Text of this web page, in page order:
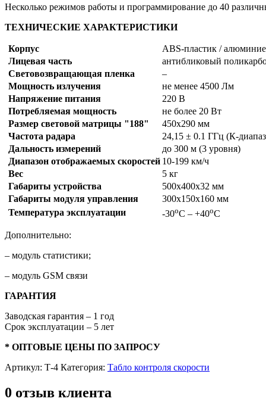
Несколько режимов работы и программирование до 40
ТЕХНИЧЕСКИЕ ХАРАКТЕРИСТИКИ
Корпус
ABS-пластик /
Лицевая часть
антибликовый
Световозвращающая пленка
–
Мощность излучения
не менее 4500 Лм
Напряжение питания
220 В
Потребляемая мощность
не более 20 Вт
Размер световой матрицы "188"
450х290 мм
Частота радара
24,15 ± 0.1 ГГц (К-
Дальность измерений
до 300 м (3 уровня)
Диапазон отображаемых скоростей 10-199 км/ч
Вес
5 кг
Габариты устройства
500х400х32 мм
Габариты модуля управления
300х150х160 мм
Температура эксплуатации
-30оС – +40оС
Дополнительно:
– модуль статистики;
– модуль GSM связи
ГАРАНТИЯ
Заводская гарантия – 1 год
Срок эксплуатации – 5 лет
* ОПТОВЫЕ ЦЕНЫ ПО ЗАПРОСУ
Артикул: Т-4 Категория: Табло контроля скорости
0 отзыв клиента